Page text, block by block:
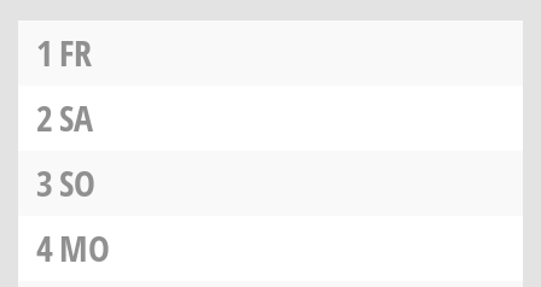
1 FR
2SA
3SO
4MO